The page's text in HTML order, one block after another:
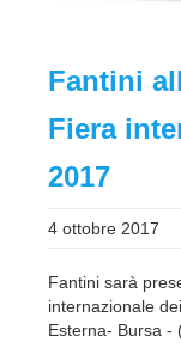
Fantini
Fiera
2017
4 ottobre 2017
Fantini sarà
internazionale
Esterna- Bursa -